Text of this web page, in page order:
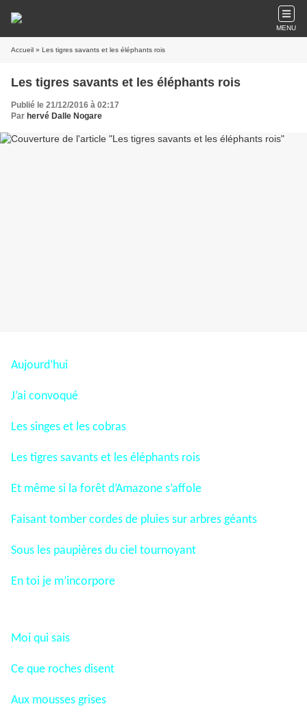
MENU
Accueil » Les tigres savants et les éléphants rois
Les tigres savants et les éléphants rois
Publié le 21/12/2016 à 02:17
Par hervé Dalle Nogare
Aujourd’hui
J’ai convoqué
Les singes et les cobras
Les tigres savants et les éléphants rois
Et même si la forêt d’Amazone s’affole
Faisant tomber cordes de pluies sur arbres géants
Sous les paupières du ciel tournoyant
En toi je m’incorpore
Moi qui sais
Ce que roches disent
Aux mousses grises